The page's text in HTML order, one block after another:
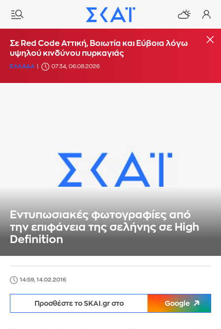
Σε Red Code Αττική, Βοιωτία και Εύβοια λόγω
υψηλού κινδύνου πυρκαγιάς
ΕΛΛΑΔΑ 07:34, 06.08.2026
Εντυπωσιακές φωτογραφίες από
την επιφάνεια της σελήνης σε High
Definition
14:59, 14.02.2016
Προσθέστε το SKAI.gr στο Google